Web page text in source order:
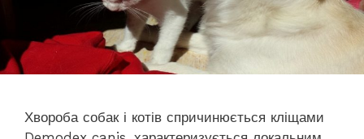
Хвороба собак і котів спричинюється кліщами